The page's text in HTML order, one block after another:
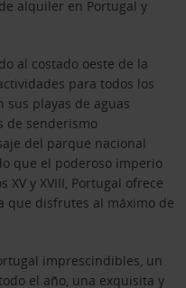
alquiler en Portugal y
al costado oeste de la
para todos los
sus playas de aguas
de senderismo
del parque nacional
que el poderoso imperio
y XVIII, Portugal ofrece
que disfrutes al máximo de
imprescindibles, un
el año, una exquisita y